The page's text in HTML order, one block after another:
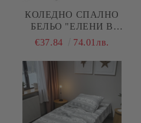
КОЛЕДНО СПАЛНО
БЕЛЬО "ЕЛЕНИ В
ТОПКИ В БЕЖОВО", ЗА
НАТУРАЛЕН ПАМУК
(ПОПЛИН), 3 ЧАСТИ
€37.84 74.01лв.